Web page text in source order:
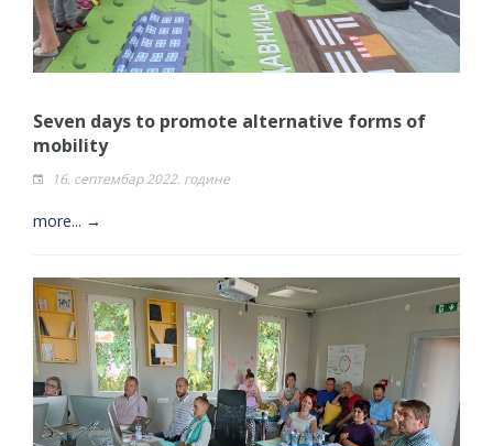
Seven days to promote alternative forms of
mobility
16. септембар 2022. године
more... →